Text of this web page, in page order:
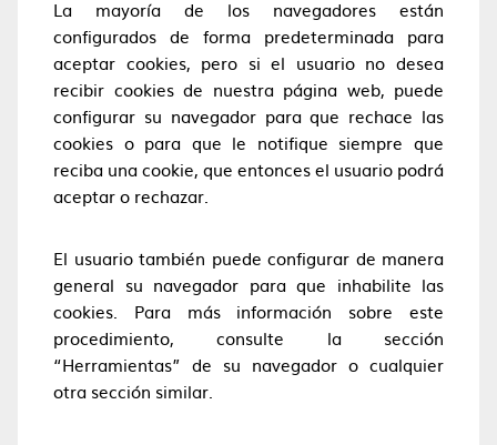
La mayoría de los navegadores están
configurados de forma predeterminada para
aceptar cookies, pero si el usuario no desea
recibir cookies de nuestra página web, puede
configurar su navegador para que rechace las
cookies o para que le notifique siempre que
reciba una cookie, que entonces el usuario podrá
aceptar o rechazar.
El usuario también puede configurar de manera
general su navegador para que inhabilite las
cookies. Para más información sobre este
procedimiento, consulte la sección
“Herramientas” de su navegador o cualquier
otra sección similar.